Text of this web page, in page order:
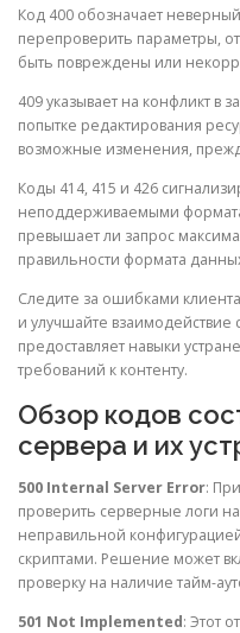
Код 400 обозначает
перепроверить параметры,
быть повреждены или
409 указывает на конфликт в
попытке редактирования
возможные изменения,
Коды 414, 415 и 426
неподдерживаемыми
превышает ли запрос
правильности формата
Следите за ошибками
и улучшайте
предоставляет навыки
требований к контенту.
Обзор кодов
сервера и их
500 Internal Server Error:
проверить серверные логи
неправильной
скриптами. Решение может
проверку на наличие тайм-
501 Not Implemented: Этот